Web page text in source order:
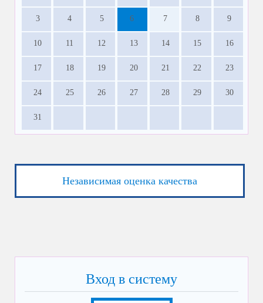
3 4 5 6 7 8 9
10 11 12 13 14 15 16
17 18 19 20 21 22 23
24 25 26 27 28 29 30
31
Независимая оценка качества
Вход в систему